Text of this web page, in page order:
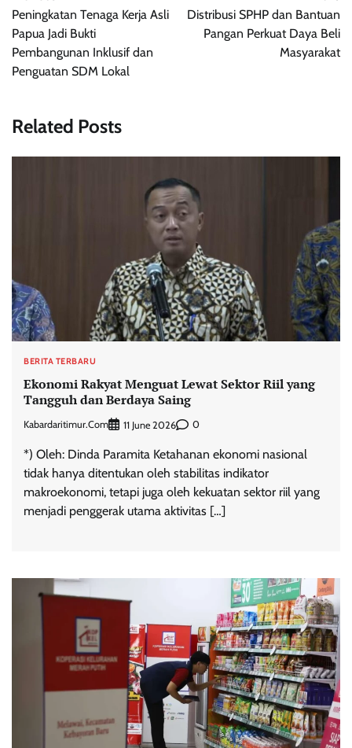
navigation
Peningkatan Tenaga Kerja Asli
Papua Jadi Bukti
Pembangunan Inklusif dan
Penguatan SDM Lokal
Distribusi SPHP dan Bantuan
Pangan Perkuat Daya Beli
Masyarakat
Related Posts
BERITA TERBARU
Ekonomi Rakyat Menguat Lewat Sektor Riil yang
Tangguh dan Berdaya Saing
Kabardaritimur.com 11 June 2026 0
*) Oleh: Dinda Paramita Ketahanan ekonomi nasional
tidak hanya ditentukan oleh stabilitas indikator
makroekonomi, tetapi juga oleh kekuatan sektor riil yang
menjadi penggerak utama aktivitas […]